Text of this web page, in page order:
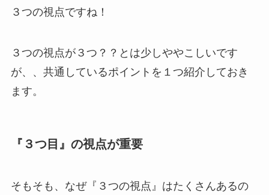
３つの視点ですね！
３つの視点が３つ？？とは少しややこしいです
が、、共通しているポイントを１つ紹介しておき
ます。
『３つ目』の視点が重要
そもそも、なぜ『３つの視点』はたくさんあるの